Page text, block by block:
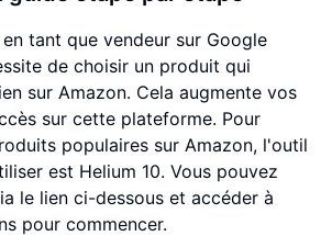
tant que vendeur sur Google
de choisir un produit qui
sur Amazon. Cela augmente vos
sur cette plateforme. Pour
populaires sur Amazon, l'outil
est Helium 10. Vous pouvez
le lien ci-dessous et accéder à
pour commencer.